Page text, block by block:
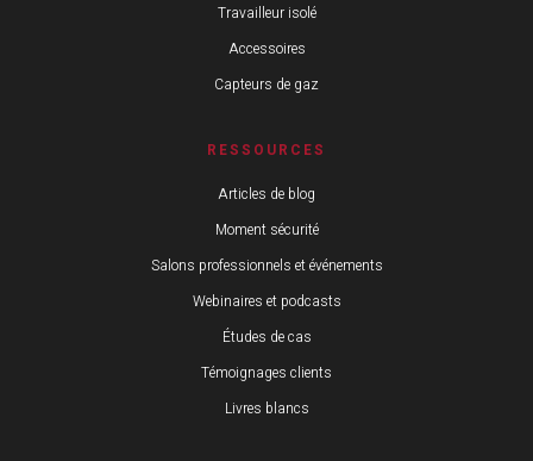
Travailleur isolé
Accessoires
Capteurs de gaz
RESSOURCES
Articles de blog
Moment sécurité
Salons professionnels et événements
Webinaires et podcasts
Études de cas
Témoignages clients
Livres blancs